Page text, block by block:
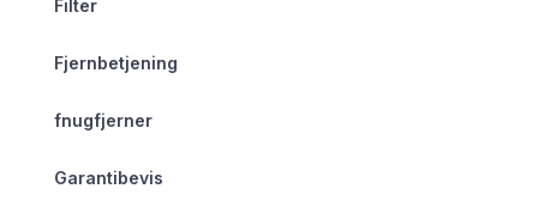
Filter
Fjernbetjening
fnugfjerner
Garantibevis